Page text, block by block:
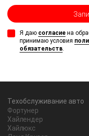
Я даю согласие на
принимаю условия
обязательств.
Техобслуживание авто
Фортунер
Хайлендер
Хайлюкс